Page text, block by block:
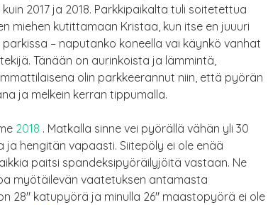
2017 ja 2018. Parkkipaikalta tuli soitetettua
miehen kutittamaan Kristaa, kun itse en juuuri
– naputanko koneella vai käynkö vanhat
Tänään on aurinkoista ja lämmintä,
olin parkkeerannut niin, että pyörän
ja melkein kerran tippumalla.
2018 . Matkalla sinne vei pyörällä vähän yli 30
hengitän vapaasti. Siitepöly ei ole enää
paitsi spandeksipyöräilyjöitä vastaan. Ne
myötäilevän vaatetuksen antamasta
28″ katupyörä ja minulla 26″ maastopyörä ei ole